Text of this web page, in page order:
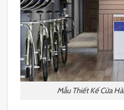
Mẫu Thiết Kế Cửa